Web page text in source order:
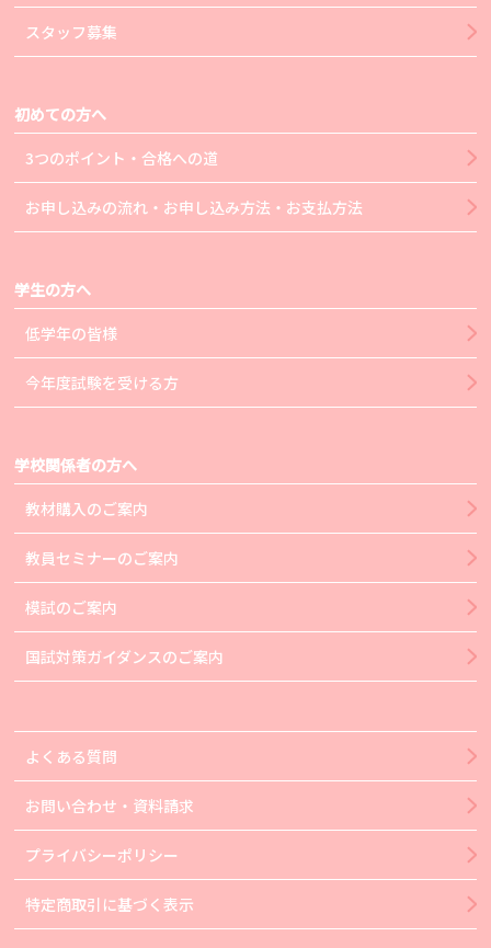
スタッフ募集
初めての方へ
3つのポイント・合格への道
お申し込みの流れ・お申し込み方法・お支払方法
学生の方へ
低学年の皆様
今年度試験を受ける方
学校関係者の方へ
教材購入のご案内
教員セミナーのご案内
模試のご案内
国試対策ガイダンスのご案内
よくある質問
お問い合わせ・資料請求
プライバシーポリシー
特定商取引に基づく表示